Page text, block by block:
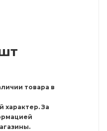
товара в
За